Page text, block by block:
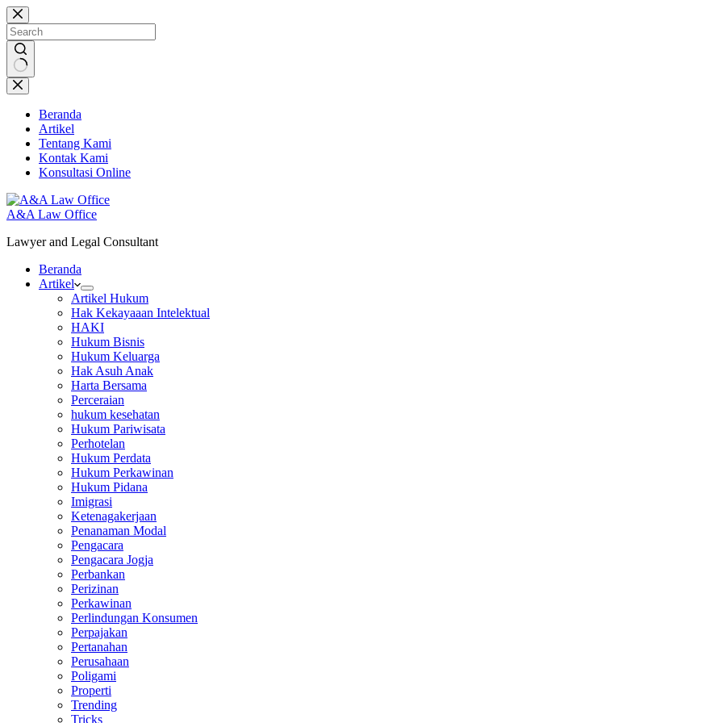
Skip
to
content
No
results
Beranda
Artikel
Tentang Kami
Kontak Kami
Konsultasi Online
A&A Law Office
Lawyer and Legal Consultant
Beranda
Artikel
Artikel Hukum
Hak Kekayaaan Intelektual
HAKI
Hukum Bisnis
Hukum Keluarga
Hak Asuh Anak
Harta Bersama
Perceraian
hukum kesehatan
Hukum Pariwisata
Perhotelan
Hukum Perdata
Hukum Perkawinan
Hukum Pidana
Imigrasi
Ketenagakerjaan
Penanaman Modal
Pengacara
Pengacara Jogja
Perbankan
Perizinan
Perkawinan
Perlindungan Konsumen
Perpajakan
Pertanahan
Perusahaan
Poligami
Properti
Trending
Tricks